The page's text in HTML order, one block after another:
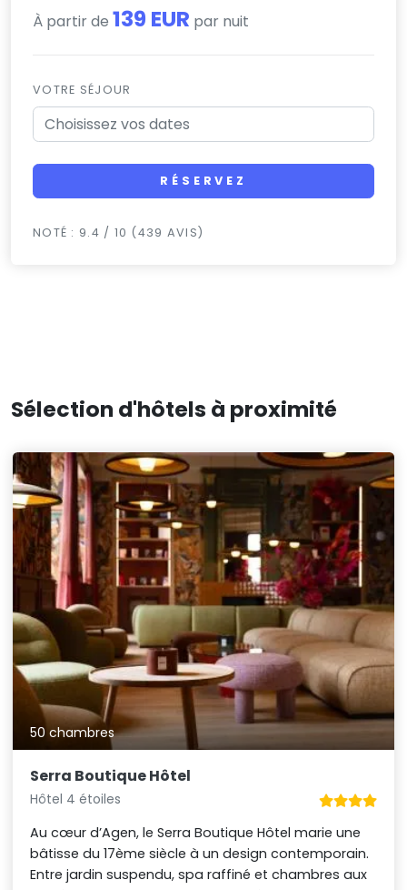
À partir de 139 EUR par nuit
VOTRE SÉJOUR
RÉSERVEZ
NOTÉ : 9.4 / 10 (439 AVIS)
Sélection d'hôtels à proximité
50 chambres
Serra Boutique Hôtel
Hôtel 4 étoiles
Au cœur d’Agen, le Serra Boutique Hôtel marie une
bâtisse du 17ème siècle à un design contemporain.
Entre jardin suspendu, spa raffiné et chambres aux